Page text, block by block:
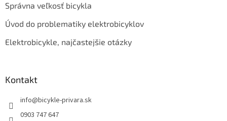
Správna veľkosť bicykla
Úvod do problematiky elektrobicyklov
Elektrobicykle, najčastejšie otázky
Kontakt
info@bicykle-privara.sk
0903 747 647